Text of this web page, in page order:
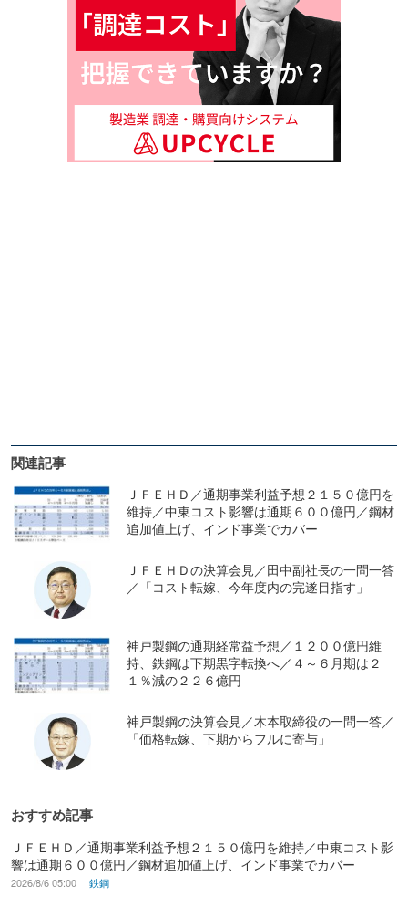
関連記事
ＪＦＥＨＤ／通期事業利益予想２１５０億円を
維持／中東コスト影響は通期６００億円／鋼材
追加値上げ、インド事業でカバー
ＪＦＥＨＤの決算会見／田中副社長の一問一答
／「コスト転嫁、今年度内の完遂目指す」
神戸製鋼の通期経常益予想／１２００億円維
持、鉄鋼は下期黒字転換へ／４～６月期は２
１％減の２２６億円
神戸製鋼の決算会見／木本取締役の一問一答／
「価格転嫁、下期からフルに寄与」
おすすめ記事
ＪＦＥＨＤ／通期事業利益予想２１５０億円を維持／中東コスト影
響は通期６００億円／鋼材追加値上げ、インド事業でカバー
2026/8/6 05:00 鉄鋼